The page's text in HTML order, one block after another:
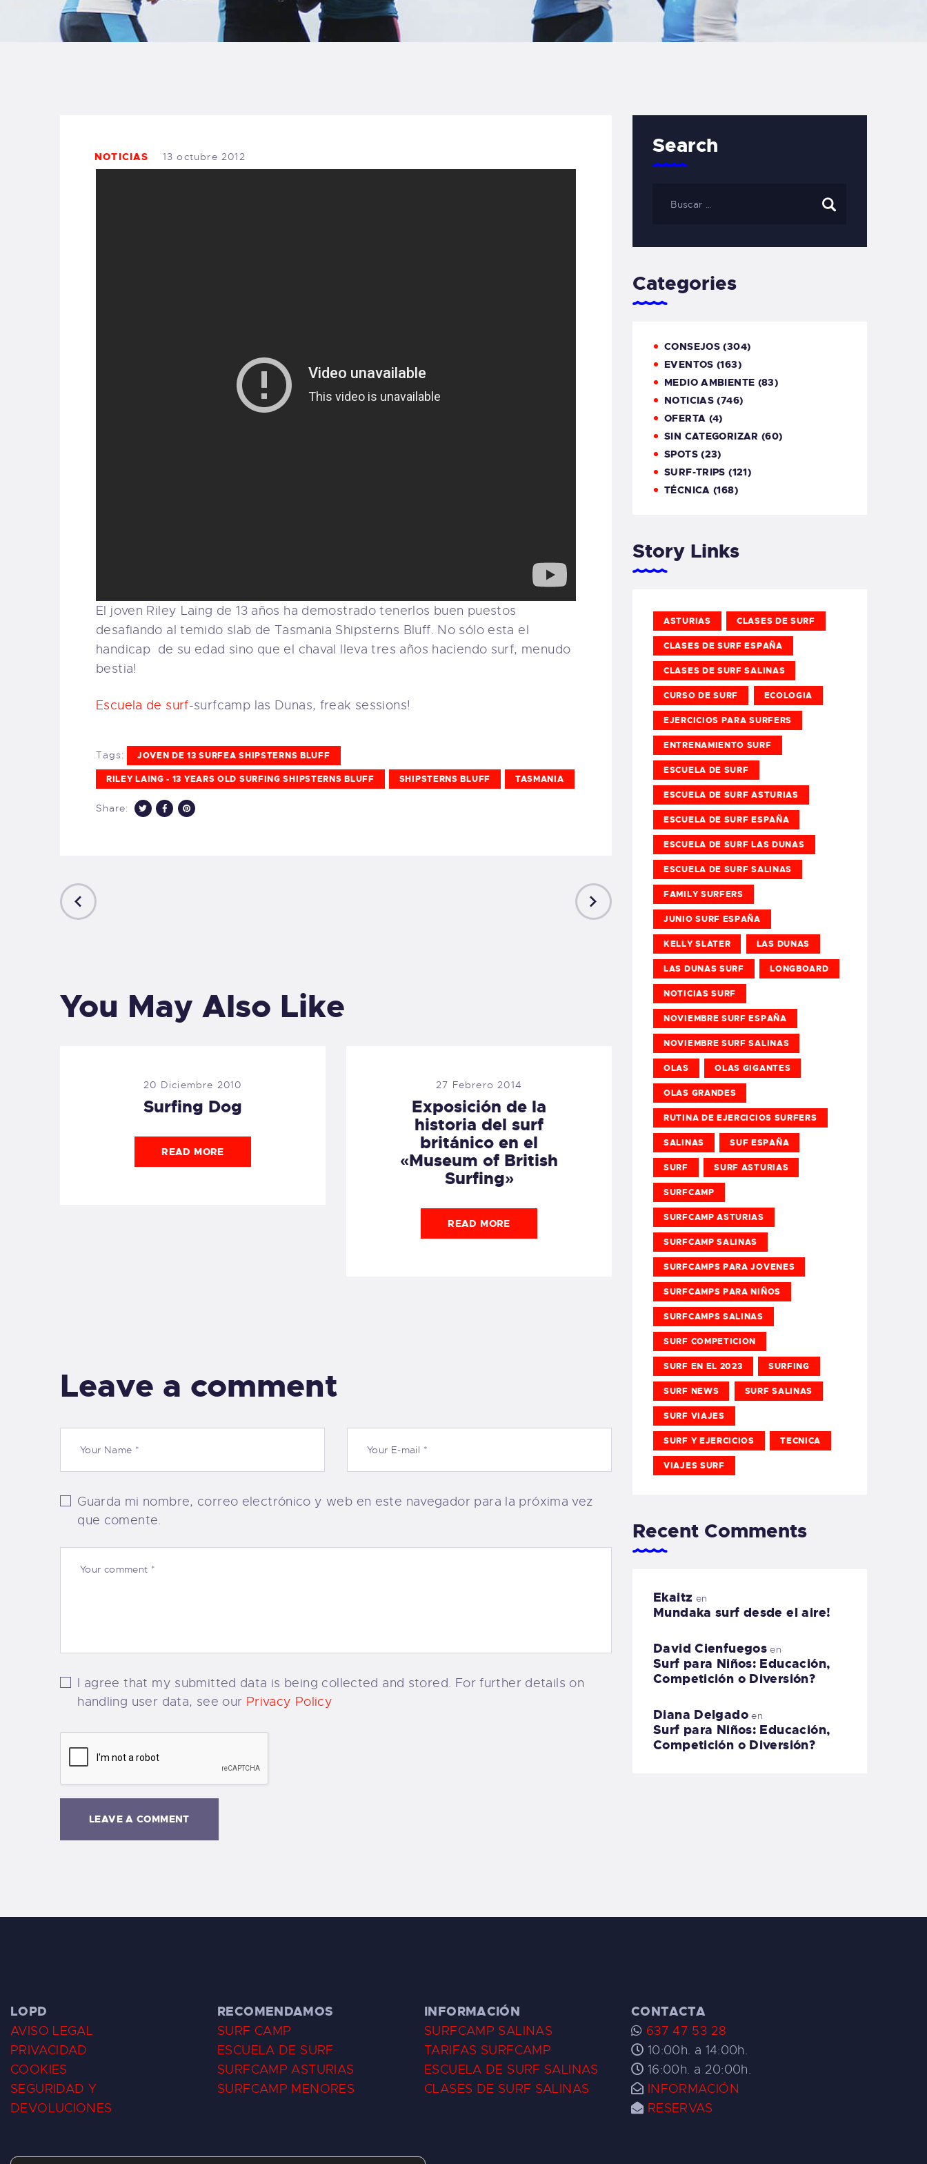
BLOG
NOTICIAS 13 octubre 2012
El joven Riley Laing de 13 años ha demostrado tenerlos buen puestos
desafiando al temido slab de Tasmania Shipsterns Bluff. No sólo esta el
handicap de su edad sino que el chaval lleva tres años haciendo surf, menudo
bestia!
Escuela de surf-surfcamp las Dunas, freak sessions!
Tags: JOVEN DE 13 SURFEA SHIPSTERNS BLUFF
RILEY LAING - 13 YEARS OLD SURFING SHIPSTERNS BLUFF SHIPSTERNS BLUFF TASMANIA
Share:
You May Also Like
20 Diciembre 2010
Surfing Dog
READ MORE
27 Febrero 2014
Exposición de la
historia del surf
británico en el
«Museum of British
Surfing»
READ MORE
Leave a comment
Guarda mi nombre, correo electrónico y web en este navegador para la próxima vez
que comente.
I agree that my submitted data is being collected and stored. For further details on
handling user data, see our Privacy Policy
Search
Categories
CONSEJOS (304)
EVENTOS (163)
MEDIO AMBIENTE (83)
NOTICIAS (746)
OFERTA (4)
SIN CATEGORIZAR (60)
SPOTS(23)
SURF-TRIPS (121)
TÉCNICA (168)
Story Links
ASTURIAS CLASES DE SURF
CLASES DE SURF ESPAÑA
CLASES DE SURF SALINAS
CURSO DE SURF ECOLOGIA
EJERCICIOS PARA SURFERS
ENTRENAMIENTO SURF
ESCUELA DE SURF
ESCUELA DE SURF ASTURIAS
ESCUELA DE SURF ESPAÑA
ESCUELA DE SURF LAS DUNAS
ESCUELA DE SURF SALINAS
FAMILY SURFERS
JUNIO SURF ESPAÑA
KELLY SLATER LAS DUNAS
LAS DUNAS SURF LONGBOARD
NOTICIAS SURF
NOVIEMBRE SURF ESPAÑA
NOVIEMBRE SURF SALINAS
OLAS OLAS GIGANTES
OLAS GRANDES
RUTINA DE EJERCICIOS SURFERS
SALINAS SUF ESPAÑA
SURF SURF ASTURIAS
SURFCAMP
SURFCAMP ASTURIAS
SURFCAMP SALINAS
SURFCAMPS PARA JOVENES
SURFCAMPS PARA NIÑOS
SURFCAMPS SALINAS
SURF COMPETICION
SURF EN EL 2023 SURFING
SURF NEWS SURF SALINAS
SURF VIAJES
SURF Y EJERCICIOS TECNICA
VIAJES SURF
Recent Comments
Ekaitz en
Mundaka surf desde el aire!
David Cienfuegos en
Surf para Niños: Educación,
Competición o Diversión?
Diana Delgadoen
Surf para Niños: Educación,
Competición o Diversión?
LOPD
AVISO LEGAL
PRIVACIDAD
COOKIES
SEGURIDAD Y
DEVOLUCIONES
RECOMENDAMOS
SURF CAMP
ESCUELA DE SURF
SURFCAMP ASTURIAS
SURFCAMP MENORES
INFORMACIÓN
SURFCAMP SALINAS
TARIFAS SURFCAMP
ESCUELA DE SURF SALINAS
CLASES DE SURF SALINAS
CONTACTA
637 47 53 28
10:00h. a 14:00h.
16:00h. a 20:00h.
INFORMACIÓN
RESERVAS